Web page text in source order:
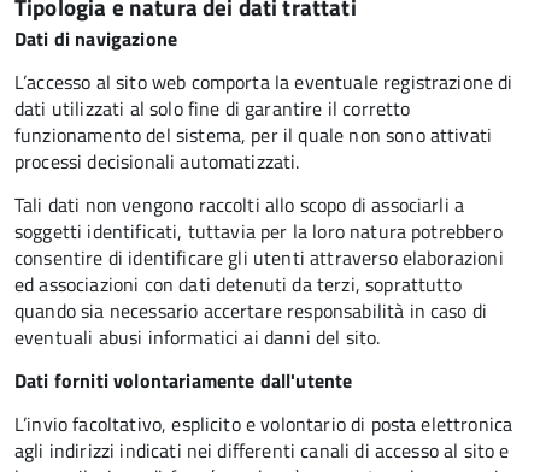
Tipologia e natura dei dati trattati
Dati di navigazione
L’accesso al sito web comporta la eventuale registrazione di
dati utilizzati al solo fine di garantire il corretto
funzionamento del sistema, per il quale non sono attivati
processi decisionali automatizzati.
Tali dati non vengono raccolti allo scopo di associarli a
soggetti identificati, tuttavia per la loro natura potrebbero
consentire di identificare gli utenti attraverso elaborazioni
ed associazioni con dati detenuti da terzi, soprattutto
quando sia necessario accertare responsabilità in caso di
eventuali abusi informatici ai danni del sito.
Dati forniti volontariamente dall'utente
L’invio facoltativo, esplicito e volontario di posta elettronica
agli indirizzi indicati nei differenti canali di accesso al sito e